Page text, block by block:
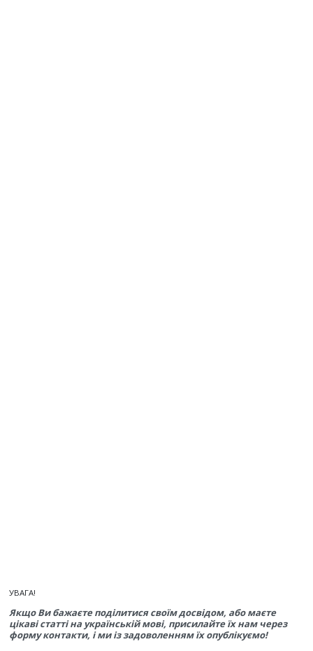
УВАГА!
Якщо Ви бажаєте поділитися своїм досвідом, або маєте
цікаві статті на українській мові, присилайте їх нам через
форму контакти, і ми із задоволенням їх опублікуємо!